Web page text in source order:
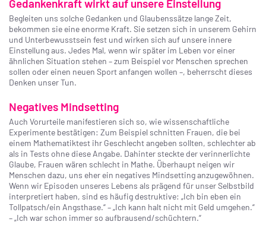
Gedankenkraft wirkt auf unsere Einstellung
Begleiten uns solche Gedanken und Glaubenssätze lange Zeit,
bekommen sie eine enorme Kraft. Sie setzen sich in unserem Gehirn
und Unterbewusstsein fest und wirken sich auf unsere innere
Einstellung aus. Jedes Mal, wenn wir später im Leben vor einer
ähnlichen Situation stehen – zum Beispiel vor Menschen sprechen
sollen oder einen neuen Sport anfangen wollen –, beherrscht dieses
Denken unser Tun.
Negatives Mindsetting
Auch Vorurteile manifestieren sich so, wie wissenschaftliche
Experimente bestätigen: Zum Beispiel schnitten Frauen, die bei
einem Mathematiktest ihr Geschlecht angeben sollten, schlechter ab
als in Tests ohne diese Angabe. Dahinter steckte der verinnerlichte
Glaube, Frauen wären schlecht in Mathe. Überhaupt neigen wir
Menschen dazu, uns eher ein negatives Mindsetting anzugewöhnen.
Wenn wir Episoden unseres Lebens als prägend für unser Selbstbild
interpretiert haben, sind es häufig destruktive: „Ich bin eben ein
Tollpatsch/ein Angsthase.“ – „Ich kann halt nicht mit Geld umgehen.“
– „Ich war schon immer so aufbrausend/schüchtern.“